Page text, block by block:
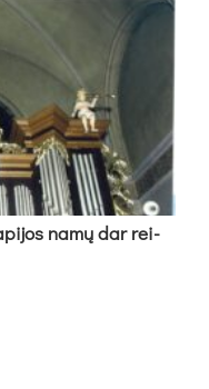
na­mų dar rei­